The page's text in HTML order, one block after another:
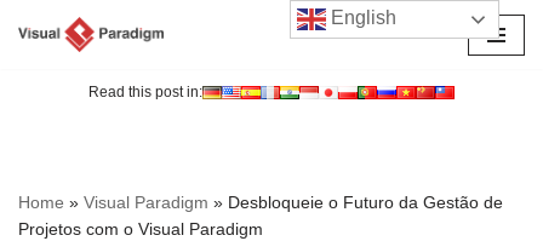
Read this post in:
Home » Visual Paradigm » Desbloqueie o Futuro da Gestão de
Projetos com o Visual Paradigm
English